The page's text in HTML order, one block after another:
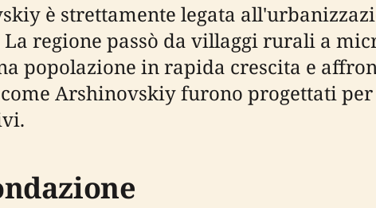
è strettamente legata
La regione passò da villaggi rurali a
popolazione in rapida crescita e
Arshinovskiy furono progettati